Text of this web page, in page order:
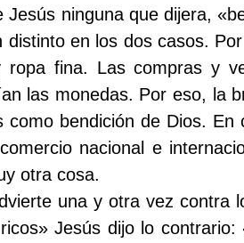
ninguna que dijera,
en los dos casos.
fina. Las compras y
las monedas. Por eso, la
bendición de Dios. En
nacional e
otra cosa.
una y otra vez contra
Jesús dijo lo contrario: